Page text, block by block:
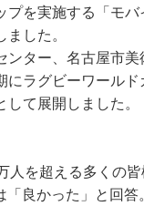
プを実施する「モ
した。
ンター、名古屋市
ラグビーワール
て展開しました。
人を超える多くの
良かった」と回答